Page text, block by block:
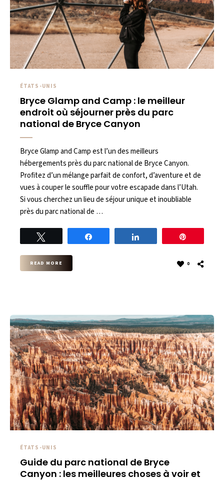
ÉTATS-UNIS
Bryce Glamp and Camp : le meilleur
endroit où séjourner près du parc
national de Bryce Canyon
Bryce Glamp and Camp est l’un des meilleurs
hébergements près du parc national de Bryce Canyon.
Profitez d’un mélange parfait de confort, d’aventure et de
vues à couper le souffle pour votre escapade dans l’Utah.
Si vous cherchez un lieu de séjour unique et inoubliable
près du parc national de …
READ MORE 0
ÉTATS-UNIS
Guide du parc national de Bryce
Canyon : les meilleures choses à voir et